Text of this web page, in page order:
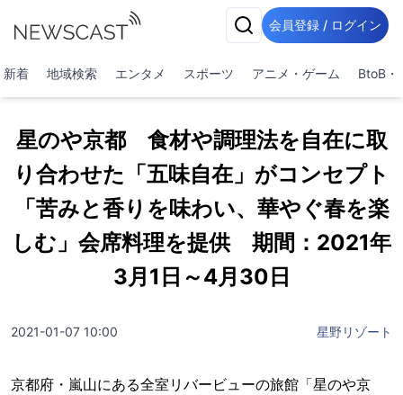
会員登録 / ログイン
新着 地域検索 エンタメ スポーツ アニメ・ゲーム BtoB・
星のや京都 食材や調理法を自在に取
り合わせた「五味自在」がコンセプト
「苦みと香りを味わい、華やぐ春を楽
しむ」会席料理を提供 期間：2021年
3月1日～4月30日
2021-01-07 10:00 星野リゾート
京都府・嵐山にある全室リバービューの旅館「星のや京